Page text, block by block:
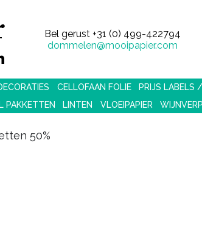
Bel gerust +31 (0) 499-422794
dommelen@mooipapier.com
CELLOFAAN FOLIE PRIJS LABELS
PAKKETTEN LINTEN VLOEIPAPIER
50%